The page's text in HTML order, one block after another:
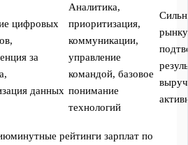
цифровых
за
данных
Аналитика,
приоритизация,
коммуникации,
управление
командой, базовое
понимание
технологий
рейтинги зарплат по